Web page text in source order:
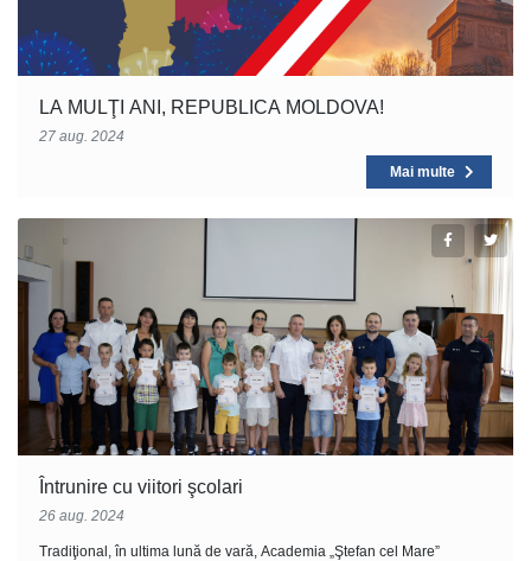
LA MULŢI ANI, REPUBLICA MOLDOVA!
27 aug. 2024
Mai multe
Întrunire cu viitori şcolari
26 aug. 2024
Tradiţional, în ultima lună de vară, Academia „Ştefan cel Mare”